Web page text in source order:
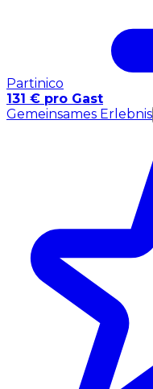
Partinico
131 € pro Gast
Gemeinsames Erlebnis